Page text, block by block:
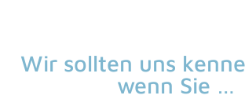
Wir sollten uns
wenn Sie …